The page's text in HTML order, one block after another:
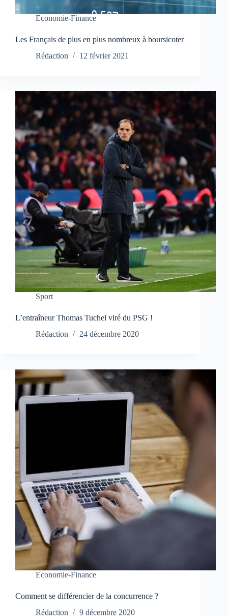
Economie-Finance
Les Français de plus en plus nombreux à boursicoter
Rédaction
12 février 2021
Sport
L’entraîneur Thomas Tuchel viré du PSG !
Rédaction
24 décembre 2020
Economie-Finance
Comment se différencier de la concurrence ?
Rédaction
9 décembre 2020